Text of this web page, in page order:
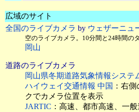
広域のサイト
全国のライブカメラ by ウェザーニュ
空のライブカメラ。10分間と24時間の
岡山
道路のライブカメラ
岡山県冬期道路気象情報システ
ハイウェイ交通情報 中国 ：右
クでカメラ位置を表示
JARTIC ：高速、都市高速、一